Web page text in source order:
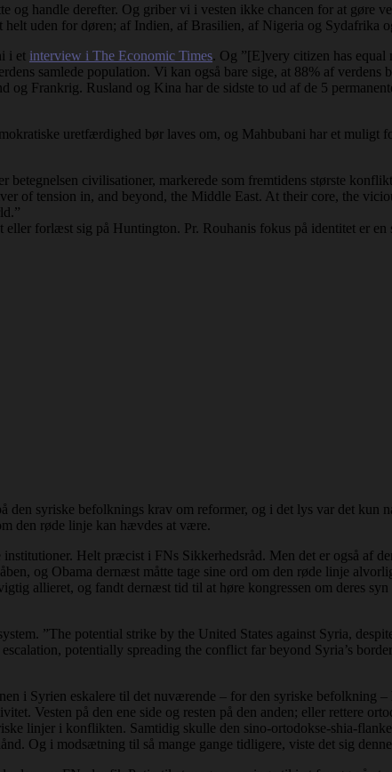
og handle derefter. Og griber vi i vesten ikke chancen for at gøre
uden for døren; af Indien, af Brasilien, af Nigeria og Sydafrika
i et interview i The Economic Times. Og ”[E]very citizen has
samlede population. Vi kan også bare sige, at 88% af verdens
Frankrig. Rusland og Kina har de sidste to ud af de 5
uretfærdighed bør laves om, og Mahbubani har et muligt
civilisationer, markerede som fremtidens største
of tension in, and beyond, the Middle East. At their core, the
forlæst sig på Huntington. Pr. Rouhanis fokus på identitet er
syriske befolknings krav om reformer, og i det lys var det kun
den røde linje kan hævdes at være.
Helt præcist i FNs Sikkerhedsråd. Men det er også af
og Obama dernæst måtte tage sine ord om den røde linje
allieret, og fandt dernæst tid til at høre kongressen om deres syn
”The potential strike by the United States against Syria,
potentially spreading the conflict far beyond Syria’s
i Syrien eskalere til det nuværende – for den syriske befolkning –
Vesten på den ene side og resten på den anden; eller rettere
linjer i konflikten. Samtidig skulle den sino-ortodokse-shia-
Og i modsætning til så mange gange tidligere, viste det sig